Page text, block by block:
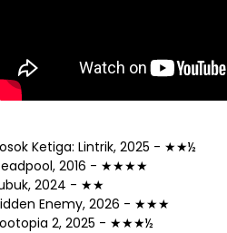
Ketiga: Lintrik, 2025 - ★★½
2016 - ★★★★
2024 - ★★
Enemy, 2026 - ★★★
2, 2025 - ★★★½